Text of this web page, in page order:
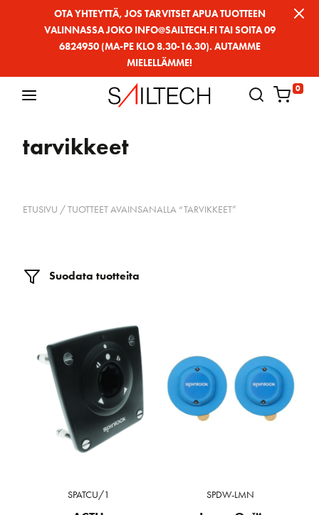
OTA YHTEYTTÄ, JOS TARVITSET APUA TUOTTEEN
VALINNASSA JOKO INFO@SAILTECH.FI TAI SOITA 09
6824950 (MA-PE KLO 8.30-16.30). AUTAMME
MIELELLÄMME!
0
tarvikkeet
ETUSIVU / TUOTTEET AVAINSANALLA “TARVIKKEET”
Suodata tuotteita
SPATCU/1 SPDW-LMN